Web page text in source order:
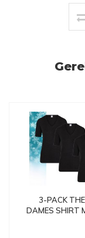
3-PACK
DAMES SHIRT